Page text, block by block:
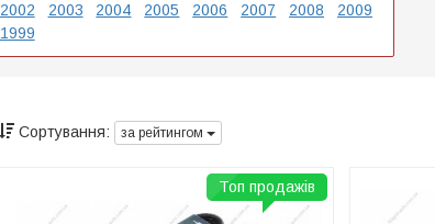
2002 2003 2004 2005 2006 2007 2008
2009
1999
Сортування: за рейтингом
Топ продажів